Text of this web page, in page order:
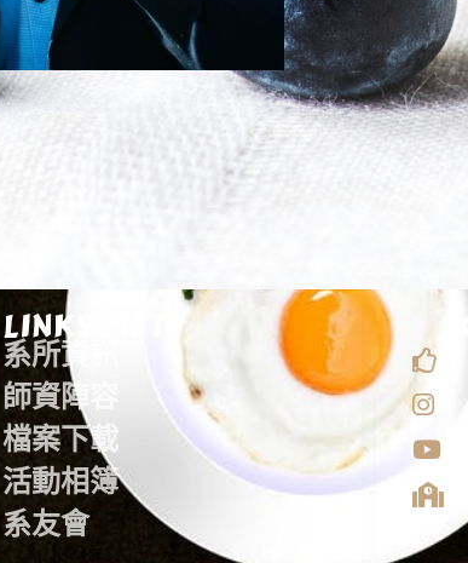
LINKS LIST
系所資訊
師資陣容
檔案下載
活動相簿
系友會